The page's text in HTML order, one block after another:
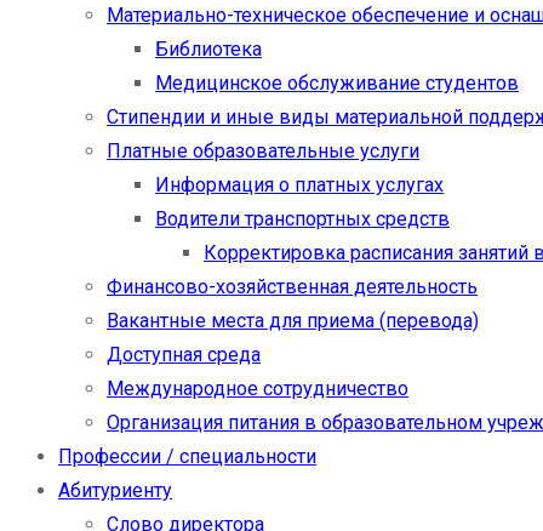
Материально-техническое обеспечение и
Библиотека
Медицинское обслуживание студентов
Стипендии и иные виды материальной
Платные образовательные услуги
Информация о платных услугах
Водители транспортных средств
Корректировка расписания занятий
Финансово-хозяйственная деятельность
Вакантные места для приема (перевода)
Доступная среда
Международное сотрудничество
Организация питания в образовательном
Профессии / специальности
Абитуриенту
Слово директора